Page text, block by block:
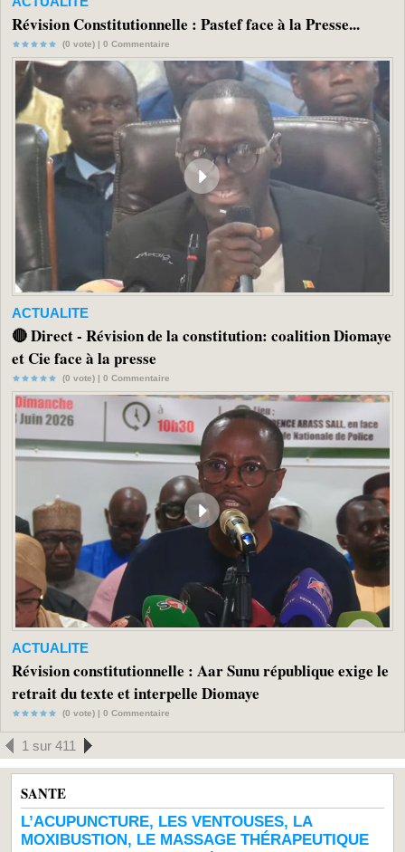
Révision Constitutionnelle : Pastef face à la Presse...
(0 vote) | 0 Commentaire
ACTUALITE
🔴 Direct - Révision de la constitution: coalition Diomaye
et Cie face à la presse
(0 vote) | 0 Commentaire
ACTUALITE
Révision constitutionnelle : Aar Sunu république exige le
retrait du texte et interpelle Diomaye
(0 vote) | 0 Commentaire
1 sur 411
SANTE
L’ACUPUNCTURE, LES VENTOUSES, LA
MOXIBUSTION, LE MASSAGE THÉRAPEUTIQUE